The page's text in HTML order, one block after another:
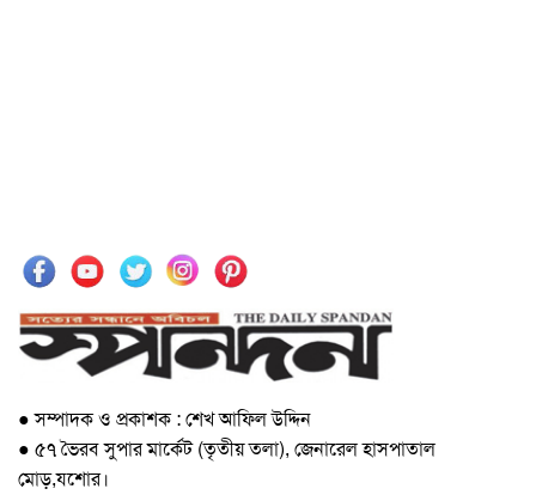
● সম্পাদক ও প্রকাশক : শেখ আফিল উদ্দিন
● ৫৭ ভৈরব সুপার মার্কেট (তৃতীয় তলা), জেনারেল হাসপাতাল
মোড়,যশোর।